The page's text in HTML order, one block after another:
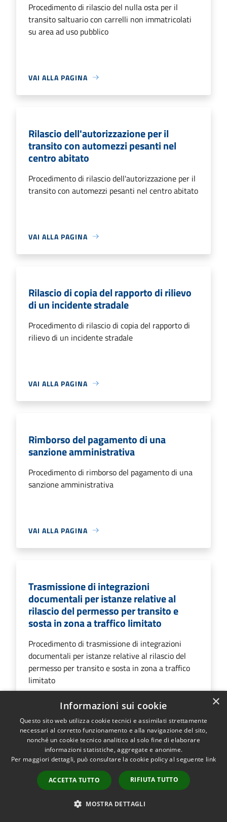
Procedimento di rilascio del nulla osta per il
transito saltuario con carrelli non immatricolati
su area ad uso pubblico
VAI ALLA PAGINA
Rilascio dell'autorizzazione per il
transito con automezzi pesanti nel
centro abitato
Procedimento di rilascio dell'autorizzazione per il
transito con automezzi pesanti nel centro abitato
VAI ALLA PAGINA
Rilascio di copia del rapporto di rilievo
di un incidente stradale
Procedimento di rilascio di copia del rapporto di
rilievo di un incidente stradale
VAI ALLA PAGINA
Rimborso del pagamento di una
sanzione amministrativa
Procedimento di rimborso del pagamento di una
sanzione amministrativa
VAI ALLA PAGINA
Trasmissione di integrazioni
documentali per istanze relative al
rilascio del permesso per transito e
sosta in zona a traffico limitato
Procedimento di trasmissione di integrazioni
documentali per istanze relative al rilascio del
permesso per transito e sosta in zona a traffico
limitato
VAI ALLA PAGINA
Quanto sono chiare le informazioni
×
Informazioni sui cookie
Questo sito web utilizza cookie tecnici e assimilati strettamente
necessari al corretto funzionamento e alla navigazione del sito,
nonché un cookie tecnico analitico al solo fine di elaborare
informazioni statistiche, aggregate e anonime.
Per maggiori dettagli, può consultare la cookie policy al seguente link
ACCETTA TUTTO RIFIUTA TUTTO
MOSTRA DETTAGLI